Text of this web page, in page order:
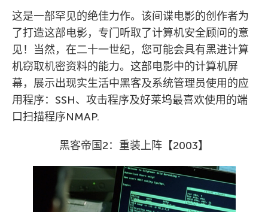
这是一部罕见的绝佳力作。该间谍电影的创作者为
了打造这部电影，专门听取了计算机安全顾问的意
见！当然，在二十一世纪，您可能会具有黑进计算
机窃取机密资料的能力。这部电影中的计算机屏
幕，展示出现实生活中黑客及系统管理员使用的应
用程序：SSH、攻击程序及好莱坞最喜欢使用的端
口扫描程序NMAP.
黑客帝国2：重装上阵【2003】